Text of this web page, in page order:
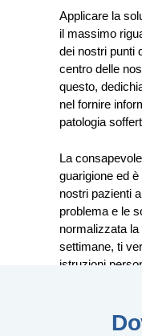
Applicare la
il massimo
dei nostri punti
centro delle
questo,
nel fornire
patologia
La
guarigione ed è
nostri pazienti
problema e le
normalizzata
settimane, ti
istruzioni